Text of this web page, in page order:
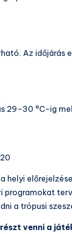
Az időjárás
29–30 °C-ig
helyi
programokat
a trópusi
venni a